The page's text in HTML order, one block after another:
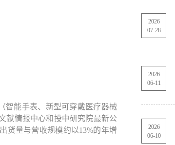
智能手表、新型可穿戴医疗器械
献情报中心和投中研究院最新公
货量与营收规模约以13%的年增
2026
07-28
2026
06-11
2026
06-10